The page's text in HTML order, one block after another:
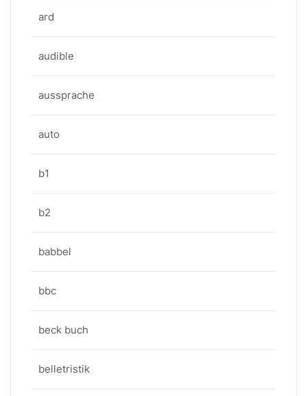
ard
audible
aussprache
auto
b1
b2
babbel
bbc
beck buch
belletristik